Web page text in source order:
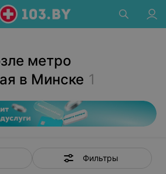
метро
в Минске 1
Фильтры